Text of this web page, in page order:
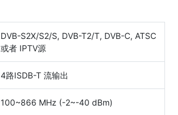
DVB-S2X/S2/S, DVB-T2/T, DVB-C, ATSC
或者 IPTV源
4路ISDB-T 流输出
100~866 MHz (-2~-40 dBm)